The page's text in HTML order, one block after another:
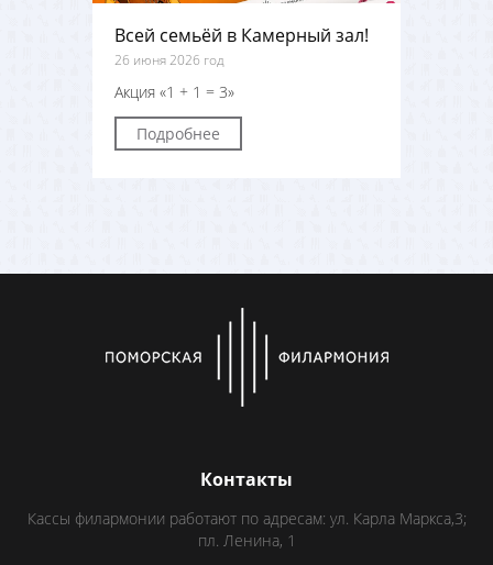
Всей семьёй в Камерный зал!
26 июня 2026 год
Акция «1 + 1 = 3»
Подробнее
Контакты
Кассы филармонии работают по адресам: ул. Карла Маркса,3;
пл. Ленина, 1